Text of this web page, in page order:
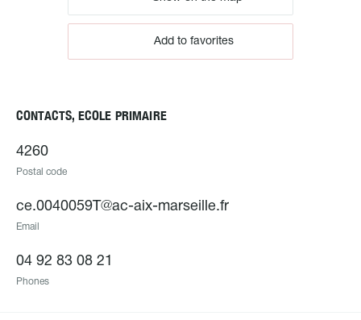
Add to favorites
CONTACTS, ECOLE PRIMAIRE
4260
Postal code
ce.0040059T@ac-aix-marseille.fr
Email
04 92 83 08 21
Phones